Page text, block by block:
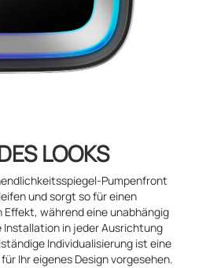
LOOKS
Pumpenfront
und sorgt so für einen
Effekt, während eine unabhängig
Installation in jeder Ausrichtung
Individualisierung ist eine
Ihr eigenes Design vorgesehen.